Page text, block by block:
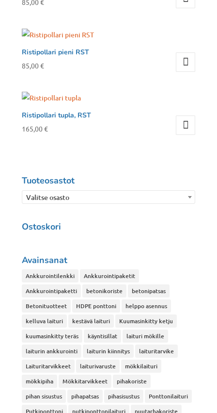
85,00€
Ristipollari pieni RST
85,00€
Ristipollari tupla, RST
165,00€
Tuoteosastot
Valitse osasto
Ostoskori
Avainsanat
Ankkurointilenkki
Ankkurointipaketit
Ankkurointipaketti
betonikoriste
betonipatsas
Betonituotteet
HDPE ponttoni
helppo asennus
kelluva laituri
kestävä laituri
Kuumasinkitty ketju
kuumasinkitty teräs
käyntisillat
laituri mökille
laiturin ankkurointi
laiturin kiinnitys
laituritarvike
Laituritarvikkeet
laiturivaruste
mökkilaituri
mökkipiha
Mökkitarvikkeet
pihakoriste
pihan sisustus
pihapatsas pihasisustus
Ponttonilaituri
Putkiponttoni
putkiponttonilaituri puutarhakoriste